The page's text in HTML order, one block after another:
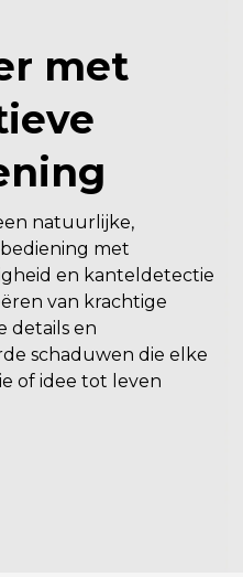
met
natuurlijke,
met
en kanteldetectie
van krachtige
details en
schaduwen die elke
of idee tot leven